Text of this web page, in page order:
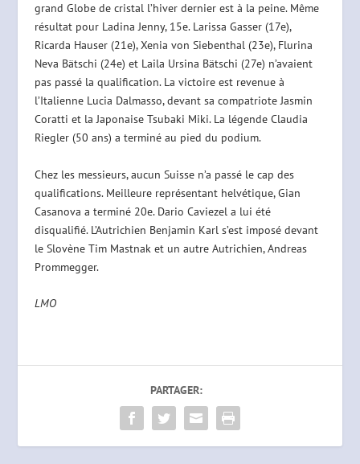
grand Globe de cristal l’hiver dernier est à la peine. Même
résultat pour Ladina Jenny, 15e. Larissa Gasser (17e),
Ricarda Hauser (21e), Xenia von Siebenthal (23e), Flurina
Neva Bätschi (24e) et Laila Ursina Bätschi (27e) n’avaient
pas passé la qualification. La victoire est revenue à
l’Italienne Lucia Dalmasso, devant sa compatriote Jasmin
Coratti et la Japonaise Tsubaki Miki. La légende Claudia
Riegler (50 ans) a terminé au pied du podium.
Chez les messieurs, aucun Suisse n’a passé le cap des
qualifications. Meilleure représentant helvétique, Gian
Casanova a terminé 20e. Dario Caviezel a lui été
disqualifié. L’Autrichien Benjamin Karl s’est imposé devant
le Slovène Tim Mastnak et un autre Autrichien, Andreas
Prommegger.
LMO
PARTAGER: